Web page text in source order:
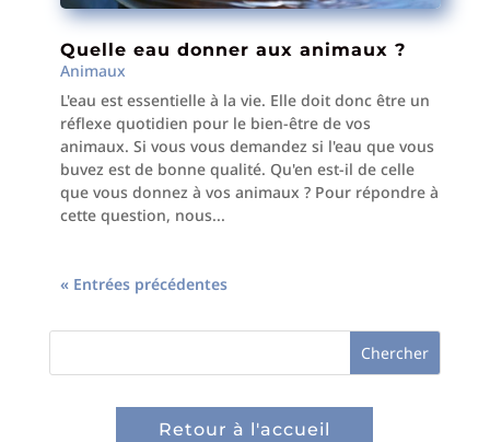
Quelle eau donner aux animaux ?
Animaux
L'eau est essentielle à la vie. Elle doit donc être un
réflexe quotidien pour le bien-être de vos
animaux. Si vous vous demandez si l'eau que vous
buvez est de bonne qualité. Qu'en est-il de celle
que vous donnez à vos animaux ? Pour répondre à
cette question, nous...
« Entrées précédentes
Retour à l'accueil